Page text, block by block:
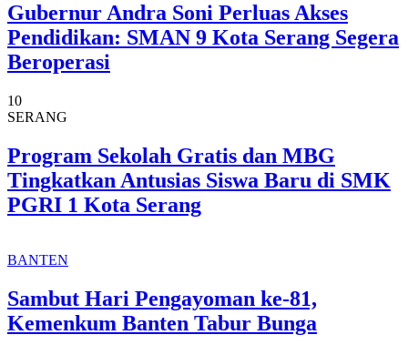
Gubernur Andra Soni Perluas Akses
Pendidikan: SMAN 9 Kota Serang Segera
Beroperasi
10
SERANG
Program Sekolah Gratis dan MBG
Tingkatkan Antusias Siswa Baru di SMK
PGRI 1 Kota Serang
BANTEN
Sambut Hari Pengayoman ke-81,
Kemenkum Banten Tabur Bunga